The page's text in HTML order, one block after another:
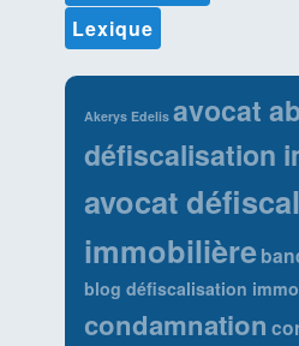
Lexique
Akerys Edelis avocat
défiscalisation
avocat
immobilière
blog défiscalisation
condamnation